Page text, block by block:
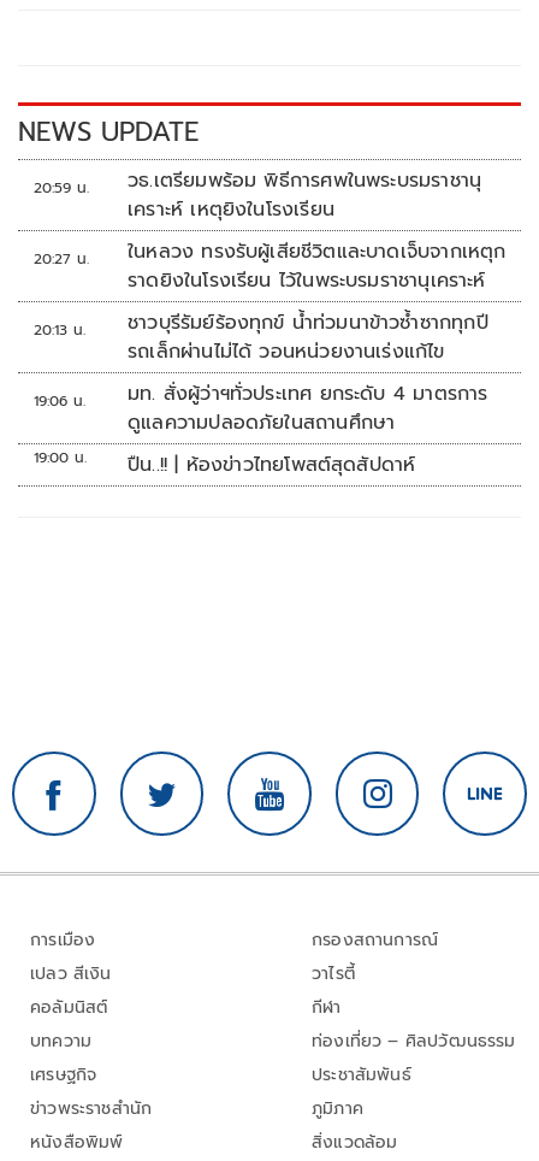
k k
NEWS UPDATE
20:59 น.
วธ.เตรียมพร้อม พิธีการศพในพระบรมราชานุ
เคราะห์ เหตุยิงในโรงเรียน
20:27 น.
ในหลวง ทรงรับผู้เสียชีวิตและบาดเจ็บจากเหตุก
ราดยิงในโรงเรียน ไว้ในพระบรมราชานุเคราะห์
20:13 น.
ชาวบุรีรัมย์ร้องทุกข์ น้ำท่วมนาข้าวซ้ำซากทุกปี
รถเล็กผ่านไม่ได้ วอนหน่วยงานเร่งแก้ไข
19:06 น.
มท. สั่งผู้ว่าฯทั่วประเทศ ยกระดับ 4 มาตรการ
ดูแลความปลอดภัยในสถานศึกษา
19:00 น. ปืน..!! | ห้องข่าวไทยโพสต์สุดสัปดาห์
การเมือง
เปลว สีเงิน
คอลัมนิสต์
บทความ
เศรษฐกิจ
ข่าวพระราชสำนัก
หนังสือพิมพ์
กรองสถานการณ์
วาไรตี้
กีฬา
ท่องเที่ยว – ศิลปวัฒนธรรม
ประชาสัมพันธ์
ภูมิภาค
สิ่งแวดล้อม